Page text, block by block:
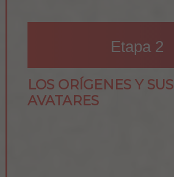
Etapa 2
LOS ORÍGENES Y SUS
AVATARES